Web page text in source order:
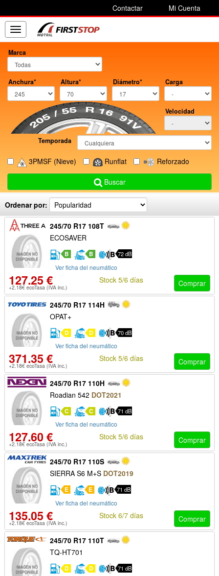
Contactar Mi Cuenta
Toggle
navigation
Marca
Anchura* Altura* Diámetro* Carga
Velocidad
Temporada
3PMSF (Nieve) Runflat Reforzado
Buscar
Ordenar por:
245/70 R17 108T
ECOSAVER
B B 72 dB
Ver ficha del neumático
127.25 €
+2.18€ ecoTasa (IVA inc.) Comprar
Stock 5/6 días
245/70 R17 114H
OPAT+
D D 70 dB
Ver ficha del neumático
371.35 €
+2.18€ ecoTasa (IVA inc.) Comprar
Stock 5/6 días
245/70 R17 110H
Roadian 542 DOT2021
C C 71 dB
Ver ficha del neumático
127.60 €
+2.18€ ecoTasa (IVA inc.) Comprar
Stock 5/6 días
245/70 R17 110S
SIERRA S6 M+S DOT2019
E E 71 dB
Ver ficha del neumático
135.05 €
+2.18€ ecoTasa (IVA inc.) Comprar
Stock 6/7 días
245/70 R17 110T
TQ-HT701
D D 71 dB